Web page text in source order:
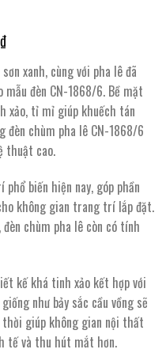
₫Giá
hiện
tại
là:
3.603.600 ₫.
xanh, cùng với pha lê đã
đèn CN-1868/6. Bề mặt
xảo, tỉ mỉ giúp khuếch tán
đèn chùm pha lê CN-1868/6
thuật cao.
biến hiện nay, góp phần
không gian trang trí lắp đặt.
chùm pha lê còn có tính
kế khá tinh xảo kết hợp với
như bảy sắc cầu vồng sẽ
giúp không gian nội thất
tế và thu hút mắt hơn.